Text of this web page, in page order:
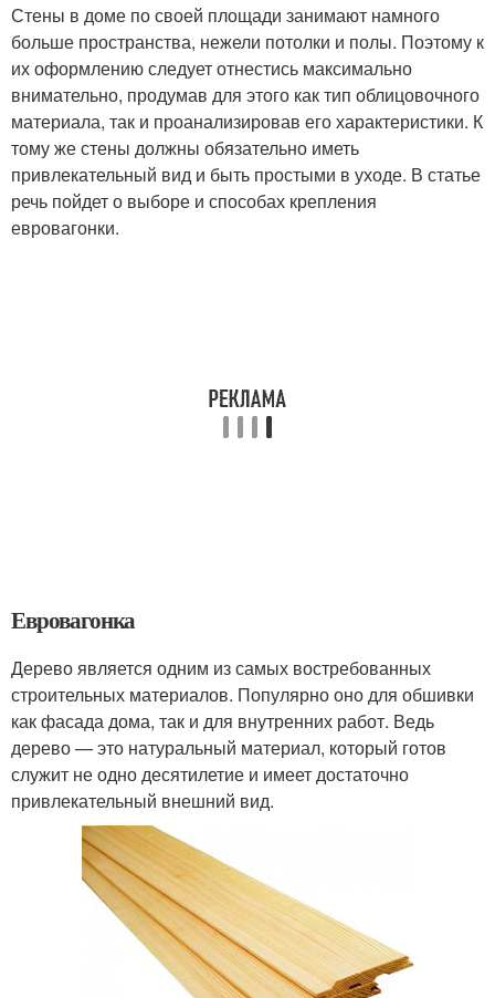
Стены в доме по своей площади занимают намного
больше пространства, нежели потолки и полы. Поэтому к
их оформлению следует отнестись максимально
внимательно, продумав для этого как тип облицовочного
материала, так и проанализировав его характеристики. К
тому же стены должны обязательно иметь
привлекательный вид и быть простыми в уходе. В статье
речь пойдет о выборе и способах крепления
евровагонки.
Евровагонка
Дерево является одним из самых востребованных
строительных материалов. Популярно оно для обшивки
как фасада дома, так и для внутренних работ. Ведь
дерево — это натуральный материал, который готов
служит не одно десятилетие и имеет достаточно
привлекательный внешний вид.